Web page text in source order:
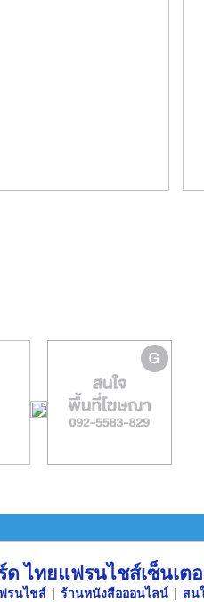
ไทยแฟรนไชส์เซ็นเต
รนไชส์ | ร้านหนังสือออนไลน์ | สน